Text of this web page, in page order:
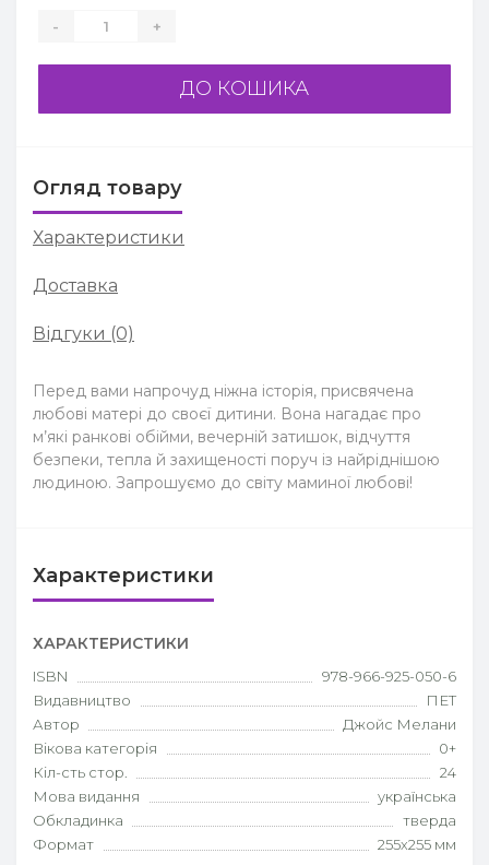
- +
ДО КОШИКА
Огляд товару
Характеристики
Доставка
Відгуки (0)
Перед вами напрочуд ніжна історія, присвячена
любові матері до своєї дитини. Вона нагадає про
м’які ранкові обійми, вечерній затишок, відчуття
безпеки, тепла й захищеності поруч із найріднішою
людиною. Запрошуємо до світу маминої любові!
Характеристики
ХАРАКТЕРИСТИКИ
ISBN
978-966-925-050-6
Видавництво
ПЕТ
Автор
Джойс Мелани
Вікова категорія
0+
Кіл-сть стор.
24
Мова видання
українська
Обкладинка
тверда
Формат
255х255 мм